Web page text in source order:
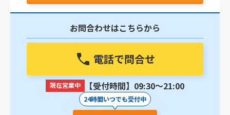
お問合わせはこちらから
電話で問合せ
現在営業中 【受付時間】09:30〜21:00
24時間いつでも受付中